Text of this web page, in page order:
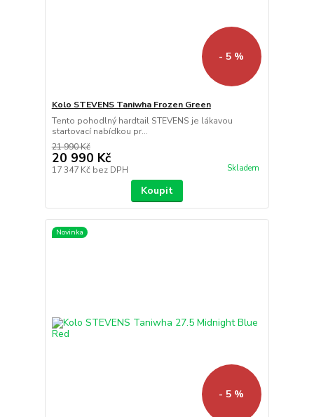
- 5 %
Kolo STEVENS Taniwha Frozen Green
Tento pohodlný hardtail STEVENS je lákavou
startovací nabídkou pr...
21 990 Kč
20 990 Kč
17 347 Kč bez DPH Skladem
Koupit
Novinka
- 5 %